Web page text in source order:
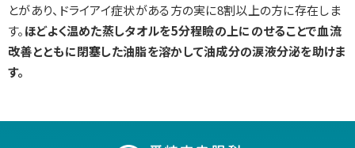
とがあり、ドライアイ症状がある方の実に8割以上の方に存在しま
す。ほどよく温めた蒸しタオルを5分程瞼の上にのせることで血流
改善とともに閉塞した油脂を溶かして油成分の涙液分泌を助けま
す。